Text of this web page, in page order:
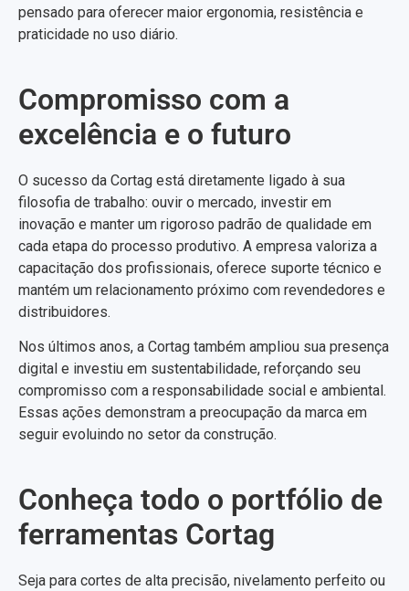
pensado para oferecer maior ergonomia, resistência e
praticidade no uso diário.
Compromisso com a
excelência e o futuro
O sucesso da Cortag está diretamente ligado à sua
filosofia de trabalho: ouvir o mercado, investir em
inovação e manter um rigoroso padrão de qualidade em
cada etapa do processo produtivo. A empresa valoriza a
capacitação dos profissionais, oferece suporte técnico e
mantém um relacionamento próximo com revendedores e
distribuidores.
Nos últimos anos, a Cortag também ampliou sua presença
digital e investiu em sustentabilidade, reforçando seu
compromisso com a responsabilidade social e ambiental.
Essas ações demonstram a preocupação da marca em
seguir evoluindo no setor da construção.
Conheça todo o portfólio de
ferramentas Cortag
Seja para cortes de alta precisão, nivelamento perfeito ou